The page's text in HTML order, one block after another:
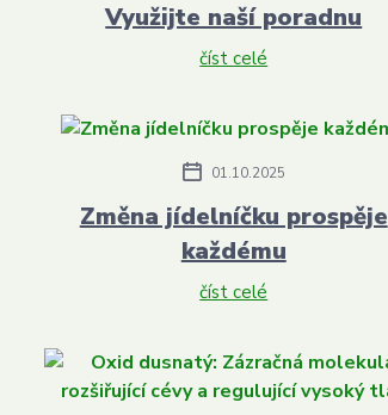
Využijte naší poradnu
číst celé
01.10.2025
Změna jídelníčku prospěje
každému
číst celé